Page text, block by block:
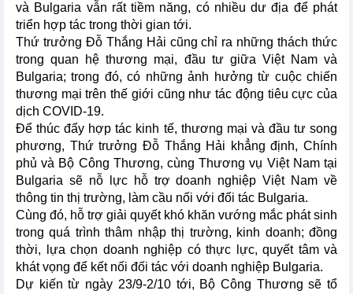
và Bulgaria vẫn rất tiềm năng, có nhiều dư địa để phát
triển hợp tác trong thời gian tới.
Thứ trưởng Đỗ Thắng Hải cũng chỉ ra những thách thức
trong quan hệ thương mại, đầu tư giữa Việt Nam và
Bulgaria; trong đó, có những ảnh hưởng từ cuộc chiến
thương mại trên thế giới cũng như tác động tiêu cực của
dịch COVID-19.
Để thúc đẩy hợp tác kinh tế, thương mại và đầu tư song
phương, Thứ trưởng Đỗ Thắng Hải khẳng định, Chính
phủ và Bộ Công Thương, cùng Thương vụ Việt Nam tại
Bulgaria sẽ nỗ lực hỗ trợ doanh nghiệp Việt Nam về
thông tin thị trường, làm cầu nối với đối tác Bulgaria.
Cùng đó, hỗ trợ giải quyết khó khăn vướng mắc phát sinh
trong quá trình thâm nhập thị trường, kinh doanh; đồng
thời, lựa chọn doanh nghiệp có thực lực, quyết tâm và
khát vọng để kết nối đối tác với doanh nghiệp Bulgaria.
Dự kiến từ ngày 23/9-2/10 tới, Bộ Công Thương sẽ tổ